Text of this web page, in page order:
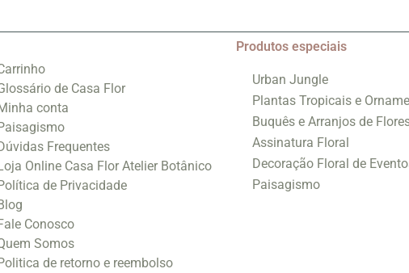
de Casa Flor
conta
Frequentes
Online Casa Flor Atelier Botânico
de Privacidade
Conosco
Somos
de retorno e reembolso
Produtos especiais
Urban Jungle
Plantas Tropicais e
Buquês e Arranjos de
Assinatura Floral
Decoração Floral de
Paisagismo